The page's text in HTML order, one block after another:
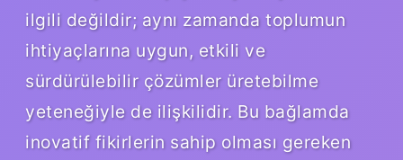
ilgili değildir; aynı zamanda toplumun
ihtiyaçlarına uygun, etkili ve
sürdürülebilir çözümler üretebilme
yeteneğiyle de ilişkilidir. Bu bağlamda
inovatif fikirlerin sahip olması gereken